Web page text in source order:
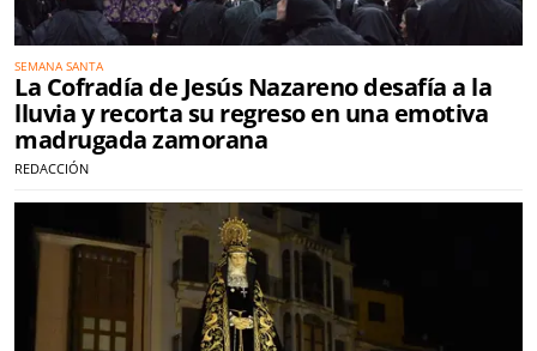
SEMANA SANTA
La Cofradía de Jesús Nazareno desafía a la
lluvia y recorta su regreso en una emotiva
madrugada zamorana
REDACCIÓN